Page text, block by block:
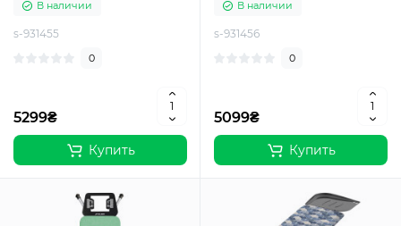
В наличии
s-931455
0
5299₴
Купить
В наличии
s-931456
0
5099₴
Купить